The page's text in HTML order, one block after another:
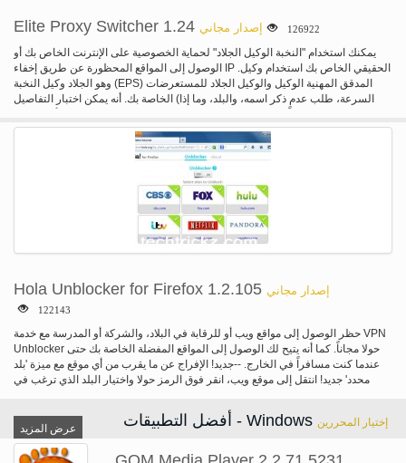
Elite Proxy Switcher 1.24 إصدار مجاني 126922
يمكنك استخدام "النخبة الوكيل الجلاد" لحماية الخصوصية على الإنترنت الخاص بك أو
الوصول إلى المواقع المحظورة عن طريق إخفاء IP الحقيقي الخاص بك استخدام وكيل.
وهو الجلاد وكيل النخبة (EPS) المدقق المهنية الوكيل والوكيل الجلاد للمستعرضات
الخاصة بك. أنه يمكن اختبار التفاصيل (السرعة، طلب عدم ذكر اسمه، والبلد، وما إذا
الوكيل الخاص بك المتصفحات (إنترنت إكسبلورر أو موزيلا فايرفوكس). وعلاوة على
على قائمة الوكيل الطازجة اليومية من الوكيل الخاص بي بنقرة واحدة فقط. الميزات
الرئيسية الجلاد وكيل النخبة: * مدقق الوكيل: اختبار مهنيا تفاصيل وكلاء لك. * الوكيل
الجلاد: تلقائياً تغيير إعدادات الوكيل الخاص بك المتصفحات. * الوكيل تنزيل: الحصول
Hola Unblocker for Firefox 1.2.105 إصدار مجاني
122143
حظر الوصول إلى مواقع ويب أو للرقابة في البلاد، والشركة أو المدرسة مع خدمة VPN
Unblocker حولا مجاناً. كما أنه يتيح لك الوصول إلى المواقع المفضلة الخاصة بك حتى
عندما كنت مسافراً في الخارج. --جديد! الإفراج عن ما يقرب من أي موقع مع ميزة 'بلد
محدد' جديد! انتقل إلى موقع ويب، انقر فوق الرمز حولا واختيار البلد الذي ترغب في
أفضل التطبيقات - Windows إختيار المحررين عرض المزيد